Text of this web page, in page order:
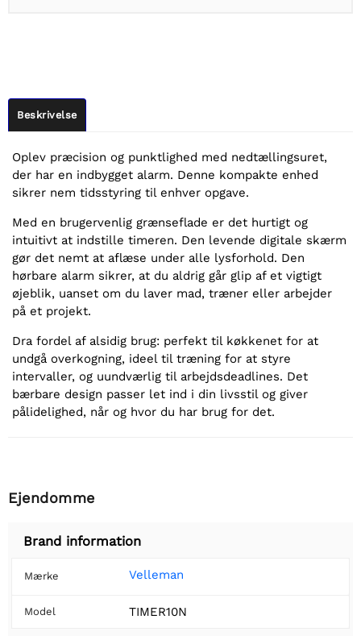
Beskrivelse
Oplev præcision og punktlighed med nedtællingsuret,
der har en indbygget alarm. Denne kompakte enhed
sikrer nem tidsstyring til enhver opgave.
Med en brugervenlig grænseflade er det hurtigt og
intuitivt at indstille timeren. Den levende digitale skærm
gør det nemt at aflæse under alle lysforhold. Den
hørbare alarm sikrer, at du aldrig går glip af et vigtigt
øjeblik, uanset om du laver mad, træner eller arbejder
på et projekt.
Dra fordel af alsidig brug: perfekt til køkkenet for at
undgå overkogning, ideel til træning for at styre
intervaller, og uundværlig til arbejdsdeadlines. Det
bærbare design passer let ind i din livsstil og giver
pålidelighed, når og hvor du har brug for det.
Ejendomme
Brand information
Mærke Velleman
Model TIMER10N